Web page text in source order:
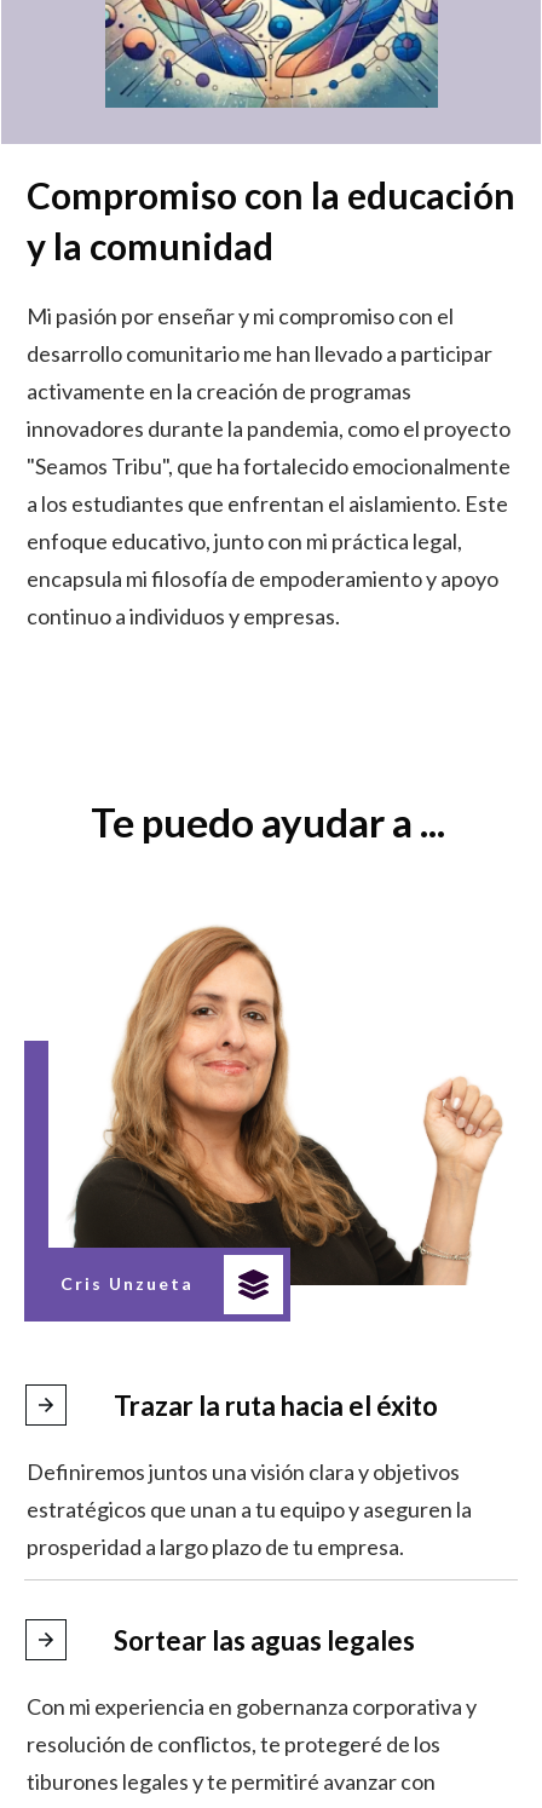
Compromiso con la educación
y la comunidad
Mi pasión por enseñar y mi compromiso con el
desarrollo comunitario me han llevado a participar
activamente en la creación de programas
innovadores durante la pandemia, como el proyecto
"Seamos Tribu", que ha fortalecido emocionalmente
a los estudiantes que enfrentan el aislamiento. Este
enfoque educativo, junto con mi práctica legal,
encapsula mi filosofía de empoderamiento y apoyo
continuo a individuos y empresas.
Te puedo ayudar a ...
Cris Unzueta
Trazar la ruta hacia el éxito
Definiremos juntos una visión clara y objetivos
estratégicos que unan a tu equipo y aseguren la
prosperidad a largo plazo de tu empresa.
Sortear las aguas legales
Con mi experiencia en gobernanza corporativa y
resolución de conflictos, te protegeré de los
tiburones legales y te permitiré avanzar con